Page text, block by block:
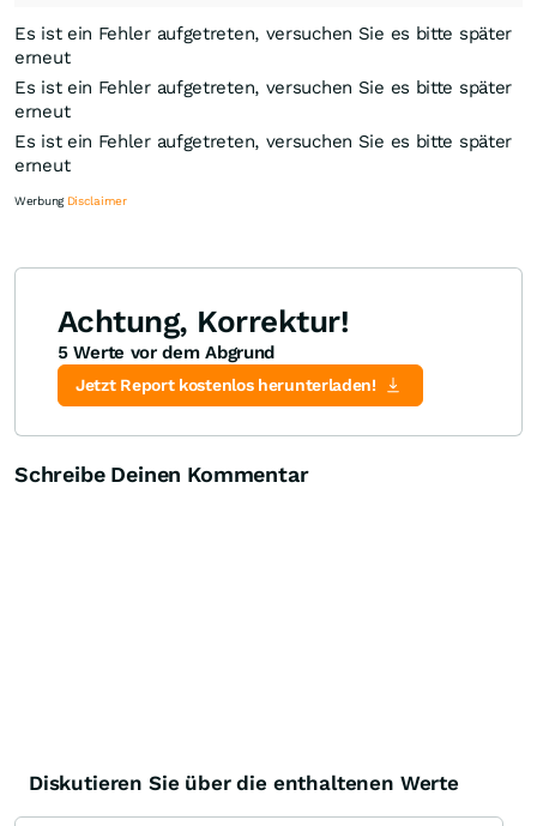
Es ist ein Fehler aufgetreten, versuchen Sie es bitte später
erneut
Es ist ein Fehler aufgetreten, versuchen Sie es bitte später
erneut
Es ist ein Fehler aufgetreten, versuchen Sie es bitte später
erneut
Knock-Out-Suche
Optionsschein-Suche
Zertifikate-Suche
Werbung Disclaimer
Achtung, Korrektur!
5 Werte vor dem Abgrund
Jetzt Report kostenlos herunterladen!
Schreibe Deinen Kommentar
Diskutieren Sie über die enthaltenen Werte